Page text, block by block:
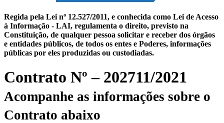
Regida pela Lei nº 12.527/2011, e conhecida como Lei de Acesso
à Informação - LAI, regulamenta o direito, previsto na
Constituição, de qualquer pessoa solicitar e receber dos órgãos
e entidades públicos, de todos os entes e Poderes, informações
públicas por eles produzidas ou custodiadas.
Contrato Nº – 202711/2021
Acompanhe as informações sobre o
Contrato abaixo